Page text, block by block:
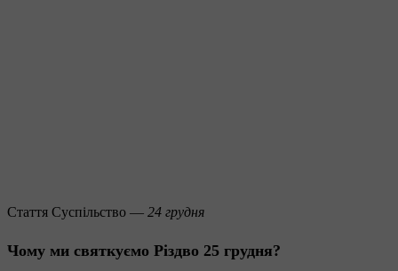
Стаття Суспільство — 24 грудня
Чому ми святкуємо Різдво 25 грудня?